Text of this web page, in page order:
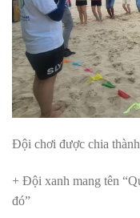
Đội chơi được chia
+ Đội xanh mang tên
đó”